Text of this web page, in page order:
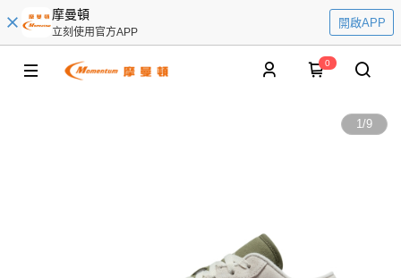
摩曼頓
立刻使用官方APP
開啟APP
0
1/9